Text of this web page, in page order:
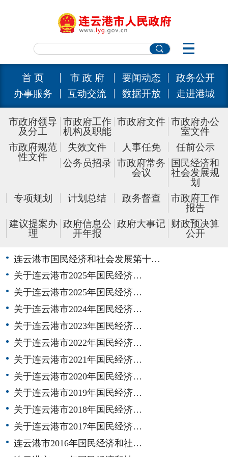
首 页 市 政 府 要闻动态
政务公开
办事服务
互动交流 数据开放 走进港城
市政府领导
及分工
市政府工作
机构及职能
市政府文件 市政府办公
室文件
市政府规范
性文件
失效文件 人事任免
任前公示
公务员招录 市政府常务
会议
国民经济和
社会发展规
划
专项规划
计划总结 政务督查
市政府工作
报告
建议提案办
理
政府信息公
开年报
政府大事记
财政预决算
公开
连云港市国民经济和社会发展第十…
关于连云港市2025年国民经济…
关于连云港市2025年国民经济…
关于连云港市2024年国民经济…
关于连云港市2023年国民经济…
关于连云港市2022年国民经济…
关于连云港市2021年国民经济…
关于连云港市2020年国民经济…
关于连云港市2019年国民经济…
关于连云港市2018年国民经济…
关于连云港市2017年国民经济…
连云港市2016年国民经济和社…